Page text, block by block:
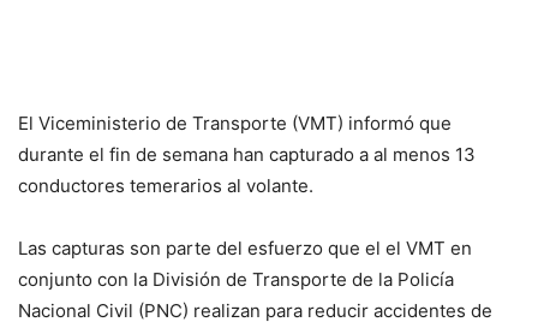
El Viceministerio de Transporte (VMT) informó que
durante el fin de semana han capturado a al menos 13
conductores temerarios al volante.
Las capturas son parte del esfuerzo que el el VMT en
conjunto con la División de Transporte de la Policía
Nacional Civil (PNC) realizan para reducir accidentes de